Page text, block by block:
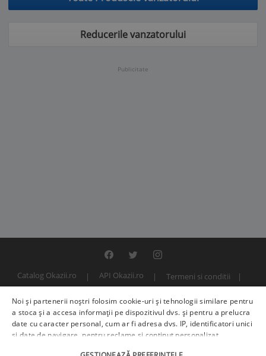
Reducerile vanzatorului
Publicitate
Catalog Okazii.ro API Okazii.ro
Termeni si conditii
© 2000 - 2026 S.C. BITFACTOR S.R.L.
Noi și partenerii noștri folosim cookie-uri și tehnologii similare pentru
a stoca și a accesa informații pe dispozitivul dvs. și pentru a prelucra
date cu caracter personal, cum ar fi adresa dvs. IP, identificatori unici
și date de navigare, pentru reclame și conținut personalizat,